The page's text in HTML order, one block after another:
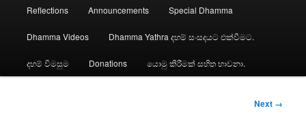
Reflections Announcements Special Dhamma
Dhamma Videos Dhamma Yathra දහම් සංසදයට එක්වීමට.
දහම් විමසුම Donations යොමු කිරීමක් සහිත භාවනා.
Next →